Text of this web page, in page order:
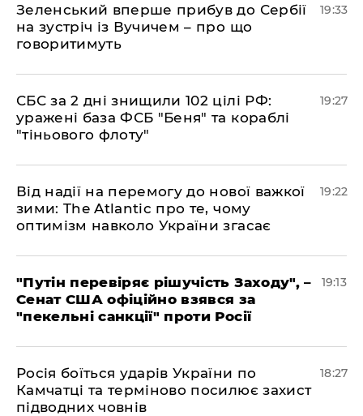
​Зеленський вперше прибув до Сербії
на зустріч із Вучичем – про що
говоритимуть
19:33
​СБС за 2 дні знищили 102 цілі РФ:
уражені база ФСБ "Беня" та кораблі
"тіньового флоту"
19:27
​Від надії на перемогу до нової важкої
зими: The Atlantic про те, чому
оптимізм навколо України згасає
19:22
​"Путін перевіряє рішучість Заходу", –
Сенат США офіційно взявся за
"пекельні санкції" проти Росії
19:13
​Росія боїться ударів України по
Камчатці та терміново посилює захист
підводних човнів
18:27